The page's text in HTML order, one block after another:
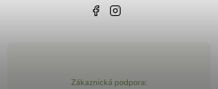
Zákaznická podpora: